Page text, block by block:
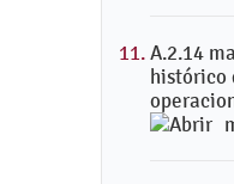
A.2.14
histórico